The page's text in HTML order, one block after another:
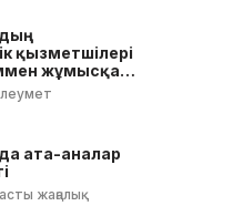
қызметшілері
жұмысқа
ата-аналар
жаңалық